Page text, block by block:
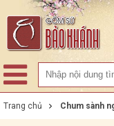
Trang chủ Chum sành